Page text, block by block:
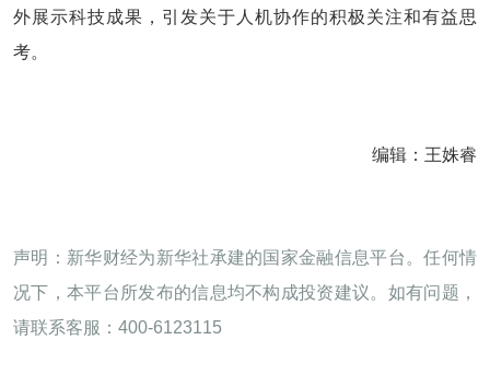
外展示科技成果，引发关于人机协作的积极关注和有益思
考。
编辑：王姝睿
声明：新华财经为新华社承建的国家金融信息平台。任何情
况下，本平台所发布的信息均不构成投资建议。如有问题，
请联系客服：400-6123115